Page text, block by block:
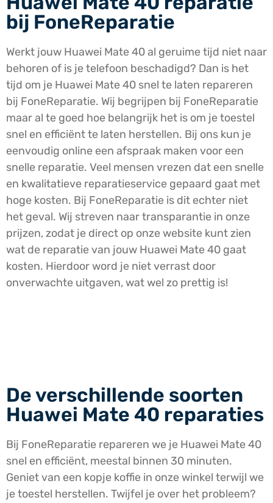
bij FoneReparatie
Werkt jouw Huawei Mate 40 al geruime tijd niet naar
behoren of is je telefoon beschadigd? Dan is het
tijd om je Huawei Mate 40 snel te laten repareren
bij FoneReparatie. Wij begrijpen bij FoneReparatie
maar al te goed hoe belangrijk het is om je toestel
snel en efficiënt te laten herstellen. Bij ons kun je
eenvoudig online een afspraak maken voor een
snelle reparatie. Veel mensen vrezen dat een snelle
en kwalitatieve reparatieservice gepaard gaat met
hoge kosten. Bij FoneReparatie is dit echter niet
het geval. Wij streven naar transparantie in onze
prijzen, zodat je direct op onze website kunt zien
wat de reparatie van jouw Huawei Mate 40 gaat
kosten. Hierdoor word je niet verrast door
onverwachte uitgaven, wat wel zo prettig is!
De verschillende soorten
Huawei Mate 40 reparaties
Bij FoneReparatie repareren we je Huawei Mate 40
snel en efficiënt, meestal binnen 30 minuten.
Geniet van een kopje koffie in onze winkel terwijl we
je toestel herstellen. Twijfel je over het probleem?